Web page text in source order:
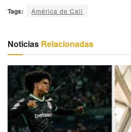
Tags: América de Cali
Noticias Relacionadas